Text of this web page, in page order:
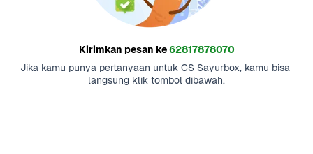
Kirimkan pesan ke62817878070
Jika kamu punya pertanyaan untuk CS Sayurbox, kamu bisa
langsung klik tombol dibawah.